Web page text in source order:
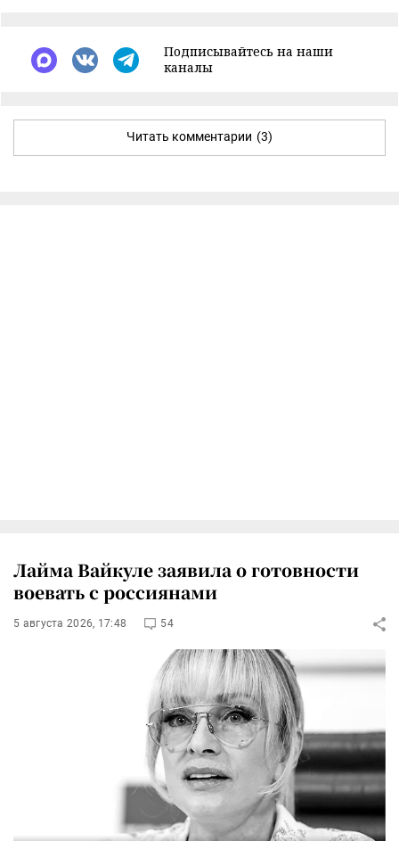
Подписывайтесь на наши
каналы
Читать комментарии (3)
Лайма Вайкуле заявила о готовности
воевать с россиянами
5 августа 2026, 17:48 54